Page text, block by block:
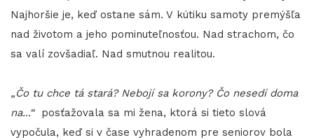
Najhoršie je, keď ostane sám. V kútiku samoty premýšľa
nad životom a jeho pominuteľnosťou. Nad strachom, čo
sa valí zovšadiaľ. Nad smutnou realitou.
„Čo tu chce tá stará? Nebojí sa korony? Čo nesedí doma
na...“ posťažovala sa mi žena, ktorá si tieto slová
vypočula, keď si v čase vyhradenom pre seniorov bola